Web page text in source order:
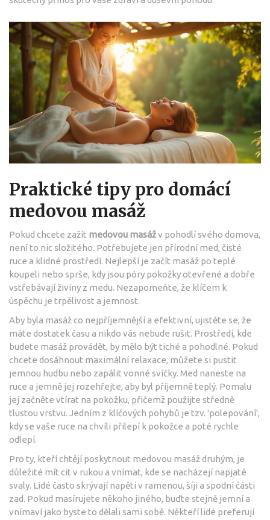
Praktické tipy pro domácí
medovou masáž
Pokud chcete zažít medovou masážv pohodlí svého domova,
není to nic složitého. Potřebujete jen přírodní med, čisté
ruce a klidné prostředí. Nejlepší je začít masáž po teplé
koupeli nebo sprše, kdy jsou póry pokožky otevřené a dobře
vstřebávají živiny z medu. Nezapomeňte, že klíčem k
úspěchu je trpělivost a jemnost.
Aby byla masáž co nejpříjemnější a efektivní, ujistěte se, že
máte dostatek času a nikdo vás nebude rušit. Prostředí, kde
budete masáž provádět, by mělo být tiché a pohodlné. Pokud
chcete dosáhnout maximální relaxace, můžete si pustit
jemnou hudbu nebo zapálit vonné svíčky. Med naneste na
ruce a jemně jej rozehřejte, aby byl příjemně teplý. Pomalu
jej začněte vtírat na pokožku, přičemž použijte středně
tlustou vrstvu. Jedním z klíčových pohybů je tzv. 'polepování',
kdy se vaše ruce na chvíli přilepí k pokožce a poté rychle
odlepí.
Pro ty, kteří chtějí poskytnout medovou masáž druhým, je
důležité mít cit v rukou a vnímat, kde se nacházejí napjaté
svaly. Lidé často skrývají napětí v ramenou, šíji a spodní části
zad. Pokud masírujete někoho jiného, buďte stejně jemní a
vnímaví jako byste to dělali sami sobě. Někteří lidé preferují